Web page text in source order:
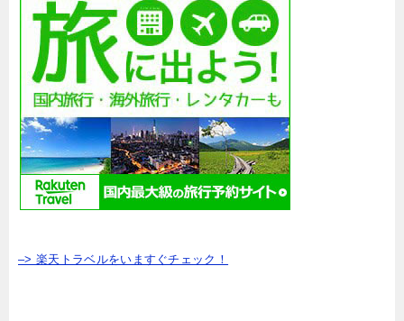
–> 楽天トラベルをいますぐチェック！